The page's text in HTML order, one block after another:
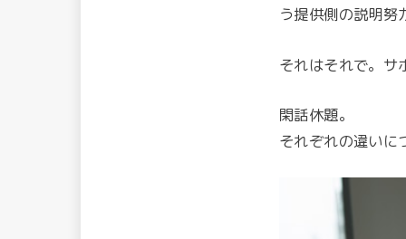
う提供側の説明努
それはそれで。サ
閑話休題。
それぞれの違いに